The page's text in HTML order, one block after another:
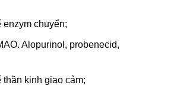
chuyển;
Alopurinol, probenecid,
kinh giao cảm;